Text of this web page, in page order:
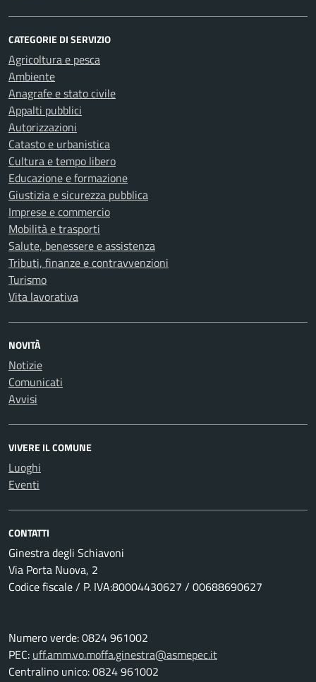
CATEGORIE DI SERVIZIO
Agricoltura e pesca
Ambiente
Anagrafe e stato civile
Appalti pubblici
Autorizzazioni
Catasto e urbanistica
Cultura e tempo libero
Educazione e formazione
Giustizia e sicurezza pubblica
Imprese e commercio
Mobilità e trasporti
Salute, benessere e assistenza
Tributi, finanze e contravvenzioni
Turismo
Vita lavorativa
NOVITÀ
Notizie
Comunicati
Avvisi
VIVERE IL COMUNE
Luoghi
Eventi
CONTATTI
Ginestra degli Schiavoni
Via Porta Nuova, 2
Codice fiscale / P. IVA:80004430627 / 00688690627
Numero verde: 0824 961002
PEC: uff.amm.vo.moffa.ginestra@asmepec.it
Centralino unico: 0824 961002